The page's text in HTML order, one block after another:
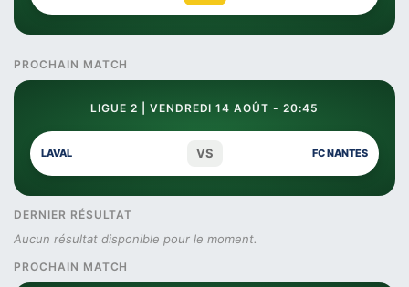
PROCHAIN MATCH
LIGUE 2 | VENDREDI 14 AOÛT - 20:45
LAVAL VS FC NANTES
DERNIER RÉSULTAT
Aucun résultat disponible pour le moment.
PROCHAIN MATCH